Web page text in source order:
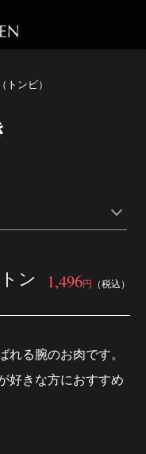
ンビ）
1,496円 （税込）
ン
る腕のお肉です。
好きな方におすすめ